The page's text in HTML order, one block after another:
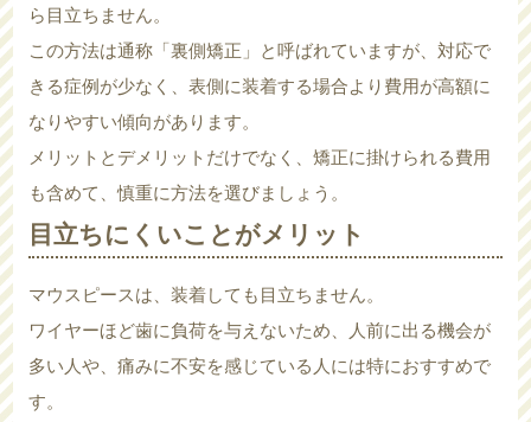
ら目立ちません。
この方法は通称「裏側矯正」と呼ばれていますが、対応で
きる症例が少なく、表側に装着する場合より費用が高額に
なりやすい傾向があります。
メリットとデメリットだけでなく、矯正に掛けられる費用
も含めて、慎重に方法を選びましょう。
目立ちにくいことがメリット
マウスピースは、装着しても目立ちません。
ワイヤーほど歯に負荷を与えないため、人前に出る機会が
多い人や、痛みに不安を感じている人には特におすすめで
す。